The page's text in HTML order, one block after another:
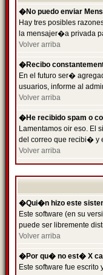
�No puedo enviar
Hay tres posibles
la mensajer�a privada
Volver arriba
�Recibo
En el futuro ser�
usuarios, informe al
Volver arriba
�He recibido spam o
Lamentamos oir eso. El
del correo que recibi� y
Volver arriba
�Qui�n hizo este
Este software (en su
puede ser libremente
Volver arriba
�Por qu� no est� X
Este software fue